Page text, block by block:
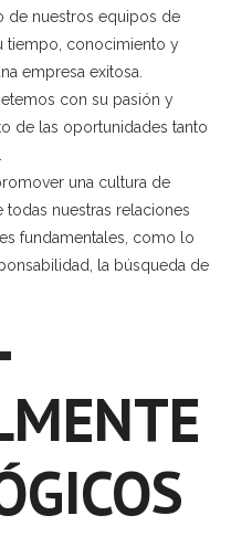
de nuestros equipos de
tiempo, conocimiento y
empresa exitosa.
con su pasión y
de las oportunidades tanto
una cultura de
todas nuestras relaciones
fundamentales, como lo
la búsqueda de